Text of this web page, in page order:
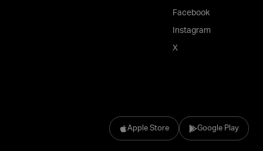
Apple Store Google Play
Facebook
Instagram
X